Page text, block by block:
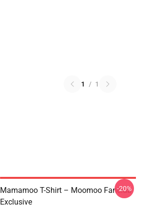
1 / 1
Mamamoo T-Shirt – Moomoo Fanclub
Exclusive
-20%